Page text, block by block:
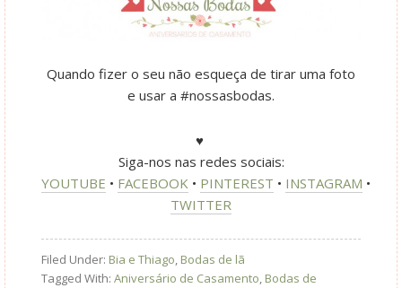
Quando fizer o seu não esqueça de tirar uma foto
e usar a #nossasbodas.
♥
Siga-nos nas redes sociais:
YOUTUBE • FACEBOOK • PINTEREST • INSTAGRAM •
TWITTER
Filed Under: Bia e Thiago, Bodas de lã
Tagged With: Aniversário de Casamento, Bodas de